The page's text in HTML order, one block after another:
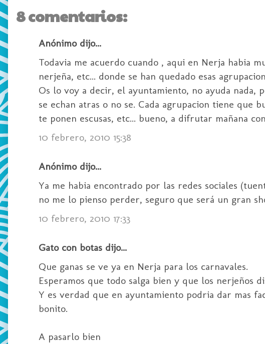
8 comentarios:
Anónimo dijo...
Todavia me acuerdo cuando , aqui en Nerja habia
nerjeña, etc... donde se han quedado esas
Os lo voy a decir, el ayuntamiento, no ayuda nada,
se echan atras o no se. Cada agrupacion tiene que
te ponen escusas, etc... bueno, a difrutar mañana
10 febrero, 2010 15:38
Anónimo dijo...
Ya me habia encontrado por las redes sociales
no me lo pienso perder, seguro que será un gran
10 febrero, 2010 17:33
Gato con botas dijo...
Que ganas se ve ya en Nerja para los carnavales.
Esperamos que todo salga bien y que los nerjeños
Y es verdad que en ayuntamiento podria dar mas
bonito.
A pasarlo bien